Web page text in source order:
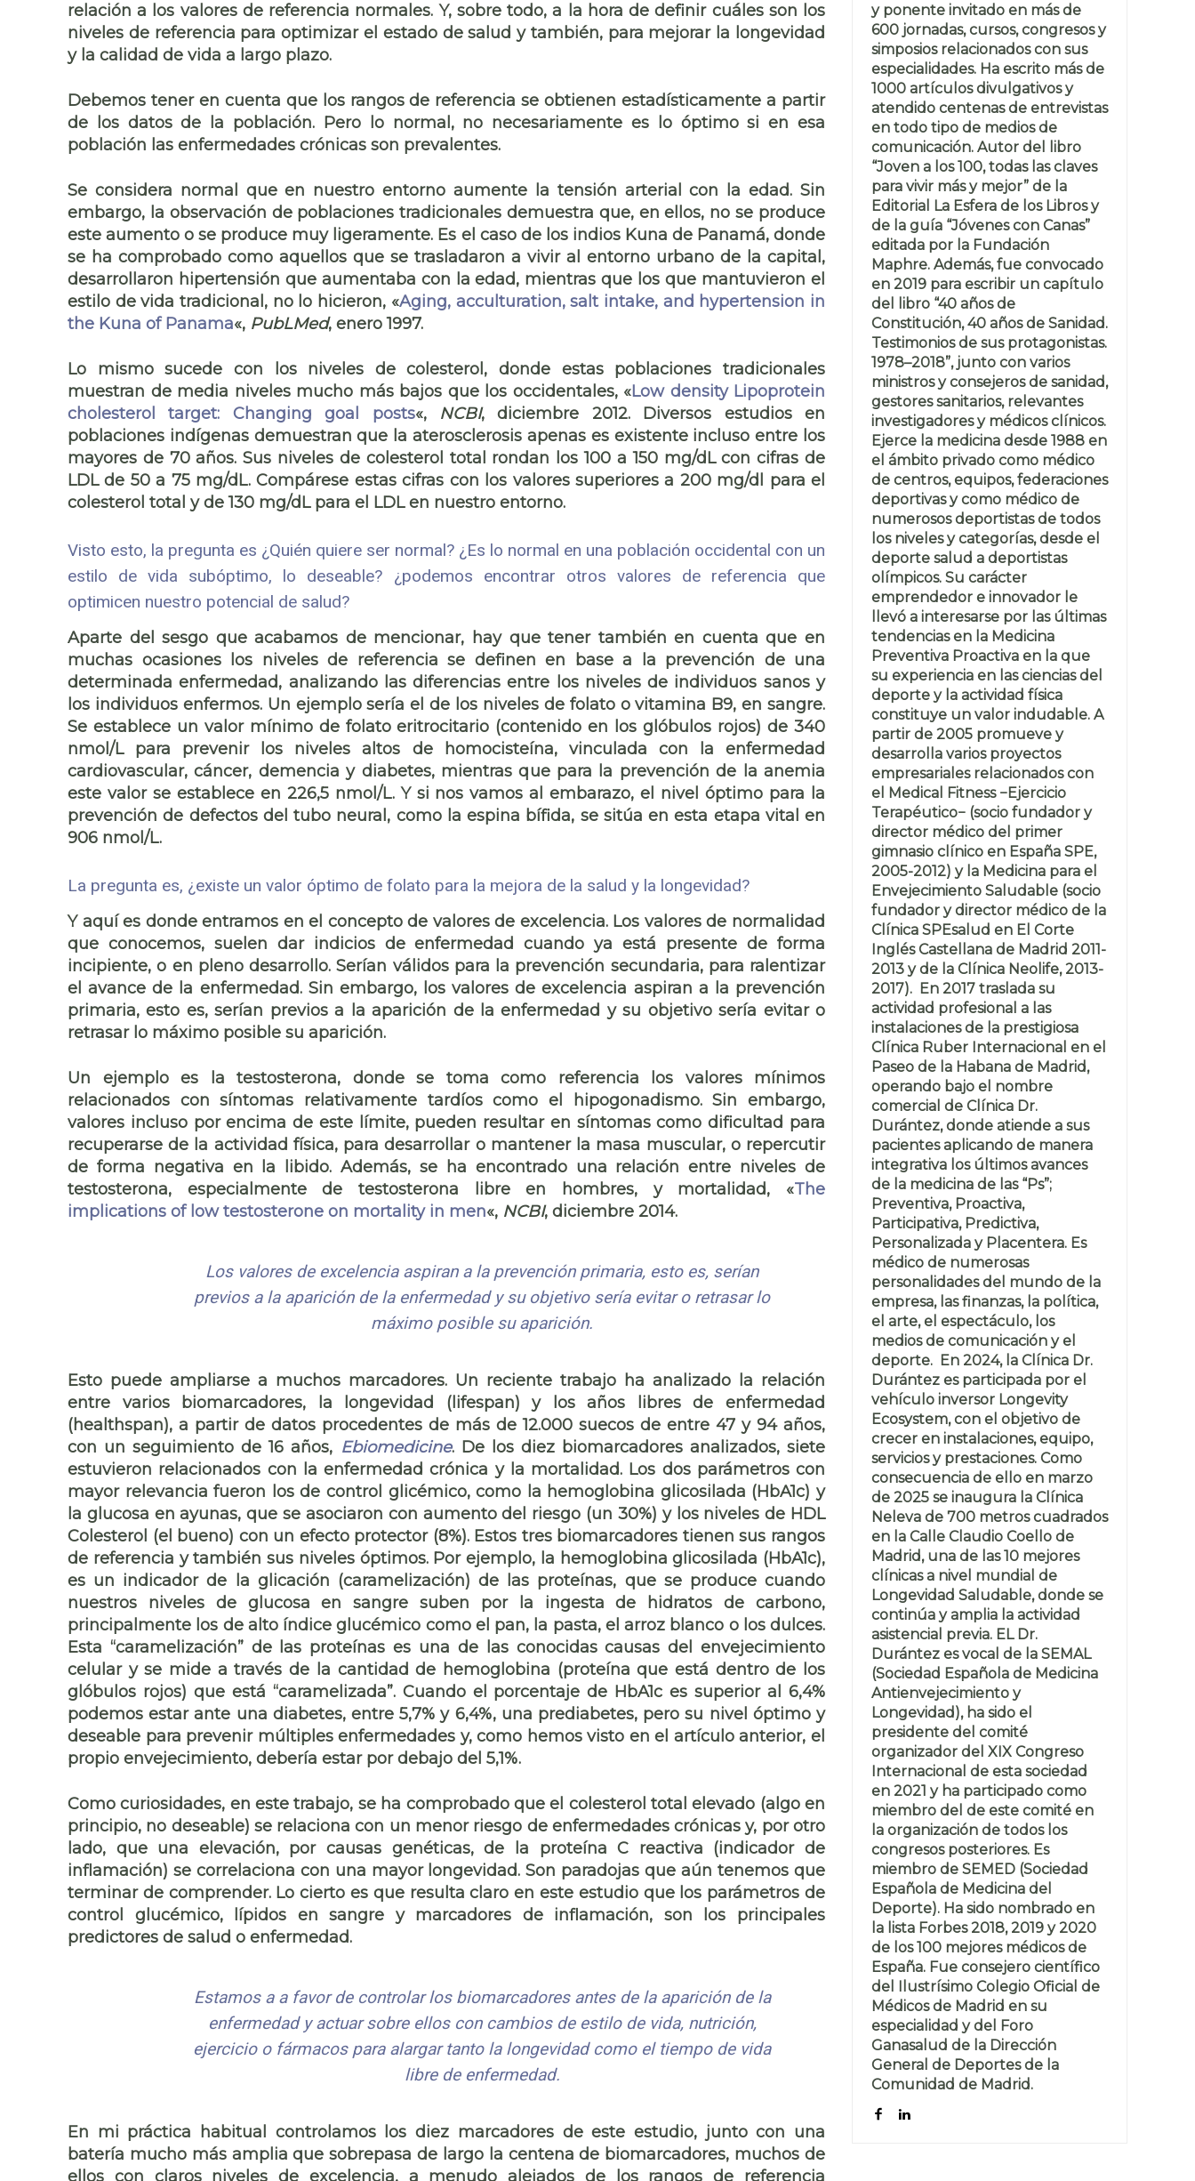
relación a los valores de referencia normales. Y, sobre todo, a la hora de definir cuáles son los
niveles de referencia para optimizar el estado de salud y también, para mejorar la longevidad
y la calidad de vida a largo plazo.
Debemos tener en cuenta que los rangos de referencia se obtienen estadísticamente a partir
de los datos de la población. Pero lo normal, no necesariamente es lo óptimo si en esa
población las enfermedades crónicas son prevalentes.
Se considera normal que en nuestro entorno aumente la tensión arterial con la edad. Sin
embargo, la observación de poblaciones tradicionales demuestra que, en ellos, no se produce
este aumento o se produce muy ligeramente. Es el caso de los indios Kuna de Panamá, donde
se ha comprobado como aquellos que se trasladaron a vivir al entorno urbano de la capital,
desarrollaron hipertensión que aumentaba con la edad, mientras que los que mantuvieron el
estilo de vida tradicional, no lo hicieron, «Aging, acculturation, salt intake, and hypertension in
the Kuna of Panama«, PubLMed, enero 1997.
Lo mismo sucede con los niveles de colesterol, donde estas poblaciones tradicionales
muestran de media niveles mucho más bajos que los occidentales, «Low density Lipoprotein
cholesterol target: Changing goal posts«,NCBI, diciembre 2012. Diversos estudios en
poblaciones indígenas demuestran que la aterosclerosis apenas es existente incluso entre los
mayores de 70 años. Sus niveles de colesterol total rondan los 100 a 150 mg/dL con cifras de
LDL de 50 a 75 mg/dL. Compárese estas cifras con los valores superiores a 200 mg/dl para el
colesterol total y de 130 mg/dL para el LDL en nuestro entorno.
Visto esto, la pregunta es ¿Quién quiere ser normal? ¿Es lo normal en una población occidental con un
estilo de vida subóptimo, lo deseable? ¿podemos encontrar otros valores de referencia que
optimicen nuestro potencial de salud?
Aparte del sesgo que acabamos de mencionar, hay que tener también en cuenta que en
muchas ocasiones los niveles de referencia se definen en base a la prevención de una
determinada enfermedad, analizando las diferencias entre los niveles de individuos sanos y
los individuos enfermos. Un ejemplo sería el de los niveles de folato o vitamina B9, en sangre.
Se establece un valor mínimo de folato eritrocitario (contenido en los glóbulos rojos) de 340
nmol/L para prevenir los niveles altos de homocisteína, vinculada con la enfermedad
cardiovascular, cáncer, demencia y diabetes, mientras que para la prevención de la anemia
este valor se establece en 226,5 nmol/L. Y si nos vamos al embarazo, el nivel óptimo para la
prevención de defectos del tubo neural, como la espina bífida, se sitúa en esta etapa vital en
906 nmol/L.
La pregunta es, ¿existe un valor óptimo de folato para la mejora de la salud y la longevidad?
Y aquí es donde entramos en el concepto de valores de excelencia. Los valores de normalidad
que conocemos, suelen dar indicios de enfermedad cuando ya está presente de forma
incipiente, o en pleno desarrollo. Serían válidos para la prevención secundaria, para ralentizar
el avance de la enfermedad. Sin embargo, los valores de excelencia aspiran a la prevención
primaria, esto es, serían previos a la aparición de la enfermedad y su objetivo sería evitar o
retrasar lo máximo posible su aparición.
Un ejemplo es la testosterona, donde se toma como referencia los valores mínimos
relacionados con síntomas relativamente tardíos como el hipogonadismo. Sin embargo,
valores incluso por encima de este límite, pueden resultar en síntomas como dificultad para
recuperarse de la actividad física, para desarrollar o mantener la masa muscular, o repercutir
de forma negativa en la libido. Además, se ha encontrado una relación entre niveles de
testosterona, especialmente de testosterona libre en hombres, y mortalidad, «The
implications of low testosterone on mortality in men«, NCBI, diciembre 2014.
Los valores de excelencia aspiran a la prevención primaria, esto es, serían
previos a la aparición de la enfermedad y su objetivo sería evitar o retrasar lo
máximo posible su aparición.
Esto puede ampliarse a muchos marcadores. Un reciente trabajo ha analizado la relación
entre varios biomarcadores, la longevidad (lifespan) y los años libres de enfermedad
(healthspan), a partir de datos procedentes de más de 12.000 suecos de entre 47 y 94 años,
con un seguimiento de 16 años, Ebiomedicine. De los diez biomarcadores analizados, siete
estuvieron relacionados con la enfermedad crónica y la mortalidad. Los dos parámetros con
mayor relevancia fueron los de control glicémico, como la hemoglobina glicosilada (HbA1c) y
la glucosa en ayunas, que se asociaron con aumento del riesgo (un 30%) y los niveles de HDL
Colesterol (el bueno) con un efecto protector (8%). Estos tres biomarcadores tienen sus rangos
de referencia y también sus niveles óptimos. Por ejemplo, la hemoglobina glicosilada (HbA1c),
es un indicador de la glicación (caramelización) de las proteínas, que se produce cuando
nuestros niveles de glucosa en sangre suben por la ingesta de hidratos de carbono,
principalmente los de alto índice glucémico como el pan, la pasta, el arroz blanco o los dulces.
Esta “caramelización” de las proteínas es una de las conocidas causas del envejecimiento
celular y se mide a través de la cantidad de hemoglobina (proteína que está dentro de los
glóbulos rojos) que está “caramelizada”. Cuando el porcentaje de HbA1c es superior al 6,4%
podemos estar ante una diabetes, entre 5,7% y 6,4%, una prediabetes, pero su nivel óptimo y
deseable para prevenir múltiples enfermedades y, como hemos visto en el artículo anterior, el
propio envejecimiento, debería estar por debajo del 5,1%.
Como curiosidades, en este trabajo, se ha comprobado que el colesterol total elevado (algo en
principio, no deseable) se relaciona con un menor riesgo de enfermedades crónicas y, por otro
lado, que una elevación, por causas genéticas, de la proteína C reactiva (indicador de
inflamación) se correlaciona con una mayor longevidad. Son paradojas que aún tenemos que
terminar de comprender. Lo cierto es que resulta claro en este estudio que los parámetros de
control glucémico, lípidos en sangre y marcadores de inflamación, son los principales
predictores de salud o enfermedad.
Estamos a a favor de controlar los biomarcadores antes de la aparición de la
enfermedad y actuar sobre ellos con cambios de estilo de vida, nutrición,
ejercicio o fármacos para alargar tanto la longevidad como el tiempo de vida
libre de enfermedad.
En mi práctica habitual controlamos los diez marcadores de este estudio, junto con una
batería mucho más amplia que sobrepasa de largo la centena de biomarcadores, muchos de
ellos con claros niveles de excelencia, a menudo alejados de los rangos de referencia
y ponente invitado en más de
600 jornadas, cursos, congresos y
simposios relacionados con sus
especialidades. Ha escrito más de
1000 artículos divulgativos y
atendido centenas de entrevistas
en todo tipo de medios de
comunicación. Autor del libro
“Joven a los 100, todas las claves
para vivir más y mejor” de la
Editorial La Esfera de los Libros y
de la guía “Jóvenes con Canas”
editada por la Fundación
Maphre. Además, fue convocado
en 2019 para escribir un capítulo
del libro “40 años de
Constitución, 40 años de Sanidad.
Testimonios de sus protagonistas.
1978–2018”, junto con varios
ministros y consejeros de sanidad,
gestores sanitarios, relevantes
investigadores y médicos clínicos.
Ejerce la medicina desde 1988 en
el ámbito privado como médico
de centros, equipos, federaciones
deportivas y como médico de
numerosos deportistas de todos
los niveles y categorías, desde el
deporte salud a deportistas
olímpicos. Su carácter
emprendedor e innovador le
llevó a interesarse por las últimas
tendencias en la Medicina
Preventiva Proactiva en la que
su experiencia en las ciencias del
deporte y la actividad física
constituye un valor indudable. A
partir de 2005 promueve y
desarrolla varios proyectos
empresariales relacionados con
el Medical Fitness −Ejercicio
Terapéutico− (socio fundador y
director médico del primer
gimnasio clínico en España SPE,
2005-2012) y la Medicina para el
Envejecimiento Saludable (socio
fundador y director médico de la
Clínica SPEsalud en El Corte
Inglés Castellana de Madrid 2011-
2013 y de la Clínica Neolife, 2013-
2017). En 2017 traslada su
actividad profesional a las
instalaciones de la prestigiosa
Clínica Ruber Internacional en el
Paseo de la Habana de Madrid,
operando bajo el nombre
comercial de Clínica Dr.
Durántez, donde atiende a sus
pacientes aplicando de manera
integrativa los últimos avances
de la medicina de las “Ps”;
Preventiva, Proactiva,
Participativa, Predictiva,
Personalizada y Placentera. Es
médico de numerosas
personalidades del mundo de la
empresa, las finanzas, la política,
el arte, el espectáculo, los
medios de comunicación y el
deporte. En 2024, la Clínica Dr.
Durántez es participada por el
vehículo inversor Longevity
Ecosystem, con el objetivo de
crecer en instalaciones, equipo,
servicios y prestaciones. Como
consecuencia de ello en marzo
de 2025 se inaugura la Clínica
Neleva de 700 metros cuadrados
en la Calle Claudio Coello de
Madrid, una de las 10 mejores
clínicas a nivel mundial de
Longevidad Saludable, donde se
continúa y amplia la actividad
asistencial previa. EL Dr.
Durántez es vocal de la SEMAL
(Sociedad Española de Medicina
Antienvejecimiento y
Longevidad), ha sido el
presidente del comité
organizador del XIX Congreso
Internacional de esta sociedad
en 2021 y ha participado como
miembro del de este comité en
la organización de todos los
congresos posteriores. Es
miembro de SEMED (Sociedad
Española de Medicina del
Deporte). Ha sido nombrado en
la lista Forbes 2018, 2019 y 2020
de los 100 mejores médicos de
España. Fue consejero científico
del Ilustrísimo Colegio Oficial de
Médicos de Madrid en su
especialidad y del Foro
Ganasalud de la Dirección
General de Deportes de la
Comunidad de Madrid.